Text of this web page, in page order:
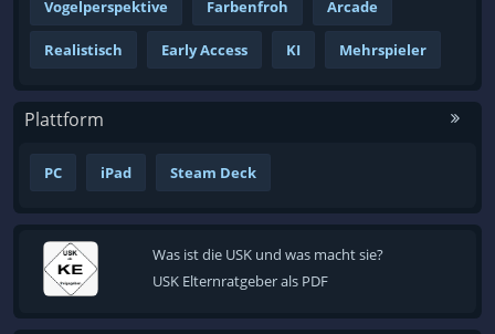
Vogelperspektive Farbenfroh Arcade
Realistisch Early Access KI Mehrspieler
Plattform
PC iPad Steam Deck
Was ist die USK und was macht sie?
USK Elternratgeber als PDF